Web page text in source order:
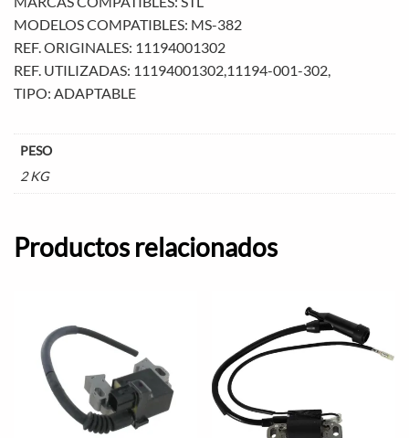
MODELOS COMPATIBLES: MS-382
REF. ORIGINALES: 11194001302
REF. UTILIZADAS: 11194001302,11194-001-302,
TIPO: ADAPTABLE
PESO
2 KG
Productos relacionados